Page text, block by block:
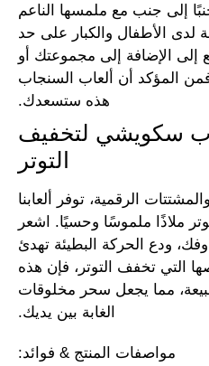
إلى جنب مع ملمسها الناعم
لدى الأطفال والكبار على حد
الإضافة إلى مجموعتك أو
فمن المؤكد أن ألعاب السنجاب
هذه ستسعدك.
سكويشي لتخفيف
التوتر
الرقمية، توفر ألعابنا
ملاذًا ملموسًا وحسيًا. اشعر
ودع الحركة البطيئة تهدئ
التي تخفف التوتر، فإن هذه
مما يجعل سحر مخلوقات
الغابة بين يديك.
مواصفات المنتج & فوائد: